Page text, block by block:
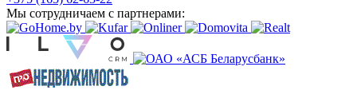
Мы сотрудничаем с партнерами: